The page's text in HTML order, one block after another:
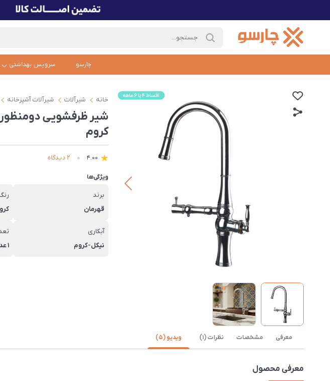
چارسو سرویس بهداشتی
خانه شیرآلات شیرآلات آشپزخانه
شیر ظرفشویی
کروم
4.00 2 دیدگاه
ویژگی‌ها
برند
قهرمان
آبکاری
نیکل-کروم
1 عدد
معرفی مشخصات نظرات (1) ویدیو (5)
معرفی محصول